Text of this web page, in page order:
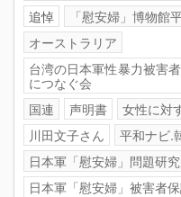
追悼
「慰安婦」博物館
オーストラリア
台湾の日本軍性暴力被害
につなぐ会
国連
声明書 女性に対
川田文子さん
平和ナビ.
日本軍「慰安婦」問題研
日本軍「慰安婦」被害者